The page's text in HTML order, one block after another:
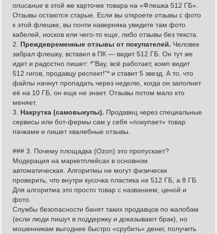
описание в этой же карточке товара на «Флешка 512 ГБ».
Отзывы остаются старые. Если вы откроете отзывы с фото
к этой флешке, вы почти наверняка увидите там фото
кабелей, носков или чего-то еще, либо отзывы без текста.
2. Преждевременные отзывы от покупателей. Человек
забрал флешку, вставил в ПК — видит 512 ГБ. Он тут же
идет и радостно пишет: *"Вау, всё работает, комп видит
512 гигов, продавцу респект!"* и ставит 5 звезд. А то, что
файлы начнут пропадать через неделю, когда он заполнит
её на 10 ГБ, он еще не знает. Отзывы потом мало кто
меняет.
3. Накрутка (самовыкупы). Продавец через специальные
сервисы или бот-фермы сам у себя «покупает» товар
пачками и пишет хвалебные отзывы.
### 3. Почему площадка (Ozon) это пропускает?
Модерация на маркетплейсах в основном
автоматическая. Алгоритмы не могут физически
проверить, что внутри кусочка пластика не 512 ГБ, а 8 ГБ.
Для алгоритма это просто товар с названием, ценой и
фото.
Службы безопасности банят таких продавцов по жалобам
(если люди пишут в поддержку и доказывают брак), но
мошенникам выгоднее быстро «срубить» денег, получить